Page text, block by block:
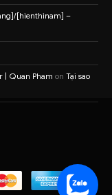
[hienthinam] –
| Quan Pham on Tại sao